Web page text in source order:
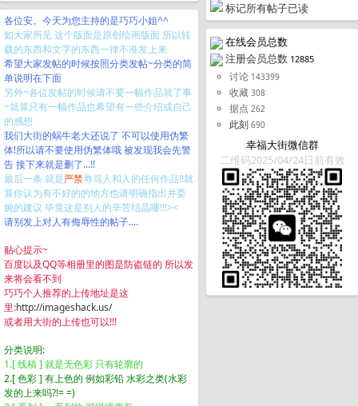
标记所有帖子已读
在线会员总数
注册会员总数 12885
讨论 143399
收藏 308
据点 262
此刻 690
幸福大街微信群
二维码2025/04/24日前有效
各位安。今天为您主持的是巧巧小姐^^
如大家所见 这个版面是原创绘画版面 所以转
载的东西和文字的东西一律不准发上来
希望大家发帖的时候按照分类发帖~分类的简
单说明在下面
另外~各位发帖的时候请不要一幅作品就了事
~就算只有一幅作品也希望有一些介绍或自己
的感想
我们大街的蜗牛老大还说了 不可以使用伪繁
体!所以请不要使用伪繁体哦 被发现我会先警
告 接下来就是删了...!!
最后一条 就是严禁辱骂人和人的任何作品!!就
算你认为有不好的的地方也请明确指出并委
婉的建议 毕竟这是别人的辛苦结晶哪!!!><
请别发上对人有侮辱性的帖子....
贴心提示~
百度以及QQ等相册里的图是防盗链的 所以发
来将会看不到
巧巧个人推荐的上传地址是这
里:http://imageshack.us/
或者用大街的上传也可以!!!
分类说明:
1.[ 线稿 ] 就是无色彩 只有轮廓的
2.[ 色彩 ] 有上色的 例如彩铅 水彩之类(水彩
发的上来吗?!= =)